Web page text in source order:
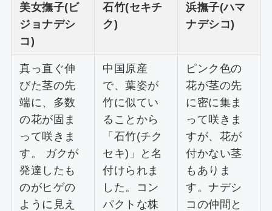
美女撫子(ビ
ジョナデシ
コ)
石竹(セキチ
ク)
浜撫子(ハマ
ナデシコ)
真っ直ぐ伸
びた茎の先
端に、多数
の花が固ま
って咲きま
す。 ガクが
発達したも
のがヒゲの
ように見え
中国原産
で、葉姿が
竹に似てい
ることから
「石竹(チク
セキ)」と名
付けられま
した。コン
パクトな株
ピンク色の
花が茎の先
に密に集ま
って咲きま
すが、花が
付かない茎
もありま
す。ナデシ
コの仲間と